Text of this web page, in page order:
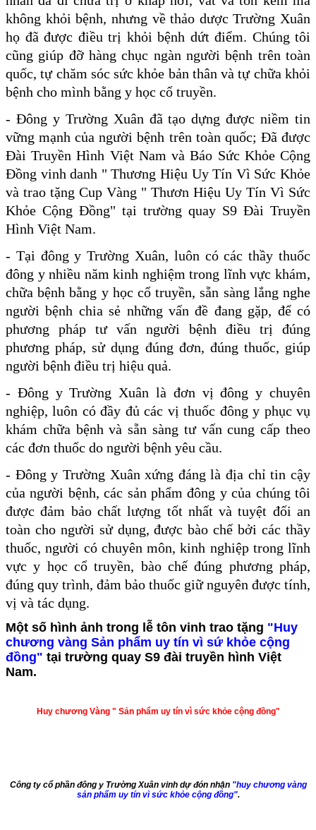
không khỏi bệnh, nhưng về thảo dược Trường Xuân
họ đã được điều trị khỏi bệnh dứt điểm. Chúng tôi
cũng giúp đỡhàng chục ngàn người bệnh trên toàn
quốc, tự chăm sóc sức khỏe bản thân và tự chữa khỏi
bệnh cho mình bằng y học cổ truyền.
- Đông y Trường Xuân đã tạo dựng được niềm tin
vững mạnh của người bệnh trên toàn quốc; Đã được
Đài Truyền Hình Việt Nam và Báo Sức Khỏe Cộng
Đồng vinh danh " Thương Hiệu Uy Tín Vì Sức Khỏe
và trao tặng Cup Vàng " Thươn Hiệu Uy Tín Vì Sức
Khỏe Cộng Đồng" tại trường quay S9 Đài Truyền
Hình Việt Nam.
- Tại đông y Trường Xuân, luôn có các thầy thuốc
đông y nhiều năm kinh nghiệm trong lĩnh vực khám,
chữa bệnh bằng y học cổ truyền, sẵn sàng lắng nghe
người bệnh chia sẻ những vấn đề đang gặp, để có
phương pháp tư vấn người bệnh điều trị đúng
phương pháp, sử dụng đúng đơn, đúng thuốc, giúp
người bệnh điều trị hiệu quả.
- Đông y Trường Xuân là đơn vị đông y chuyên
nghiệp, luôn có đầy đủ các vị thuốc đông y phục vụ
khám chữa bệnh và sẵn sàng tư vấn cung cấp theo
các đơn thuốc do người bệnh yêu cầu.
- Đông y Trường Xuân xứng đáng là địa chỉ tin cậy
của người bệnh, các sản phẩm đông y của chúng tôi
được đảm bảo chất lượng tốt nhất và tuyệt đối an
toàn cho người sử dụng, được bào chế bởi các thầy
thuốc, người có chuyên môn, kinh nghiệp trong lĩnh
vực y học cổ truyền, bào chế đúng phương pháp,
đúng quy trình, đảm bảo thuốc giữ nguyên được tính,
vị và tác dụng.
Một số hình ảnh trong lễ tôn vinh trao tặng "Huy
chương vàng Sản phẩm uy tín vì sứ khỏe cộng
đồng" tại trường quay S9 đài truyền hình Việt
Nam.
Huy chương Vàng " Sản phẩm uy tín vì sức khỏe cộng đồng"
Công ty cổ phần đông y Trường Xuân vinh dự đón nhận "huy chương vàng
sản phẩm uy tín vì sức khỏe cộng đồng".